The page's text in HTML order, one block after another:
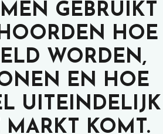
GEBRUIKT
HOE
WORDEN,
EN HOE
UITEINDELIJK
MARKT KOMT.